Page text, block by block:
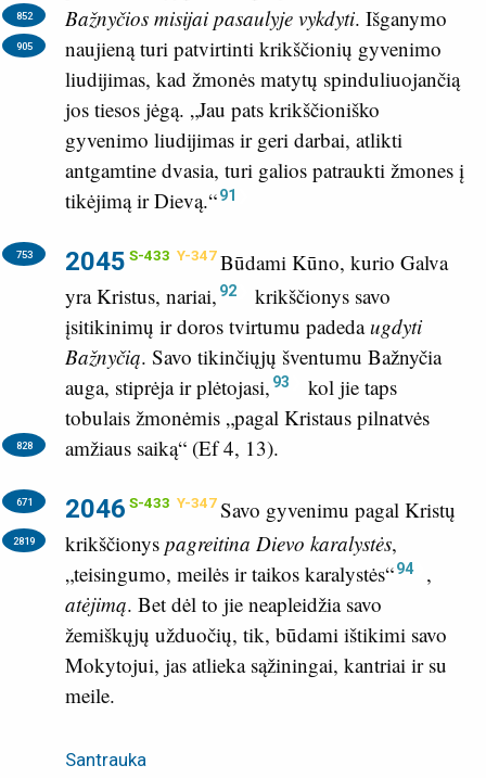
Bažnyčios misijai pasaulyje vykdyti.
852
905
Išganymo
naujieną turi patvirtinti krikščionių gyvenimo
liudijimas, kad žmonės matytų spinduliuojančią
jos tiesos jėgą. „Jau pats krikščioniško
gyvenimo liudijimas ir geri darbai, atlikti
antgamtine dvasia, turi galios patraukti žmones į
tikėjimą ir Dievą.“91
2045 S-433 Y-347
753
Būdami Kūno, kurio Galva
yra Kristus, nariai, 92
krikščionys savo
įsitikinimų ir doros tvirtumu padedaugdyti
Bažnyčią. Savo tikinčiųjų šventumu Bažnyčia
auga, stiprėja ir plėtojasi, 93
kol jie taps
tobulais žmonėmis „pagal Kristaus pilnatvės
amžiaus saiką“ (Ef 4, 13).
828
2046 S-433 Y-347
671
2819
Savo gyvenimu pagal Kristų
krikščionys pagreitina Dievo karalystės,
„teisingumo, meilės ir taikos karalystės“94
,
atėjimą. Bet dėl to jie neapleidžia savo
žemiškųjų užduočių, tik, būdami ištikimi savo
Mokytojui, jas atlieka sąžiningai, kantriai ir su
meile.
Santrauka